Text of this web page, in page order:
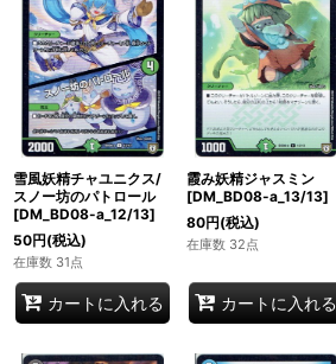
雪風妖精チャユニクス/
スノー坊のパトロール
[DM_BD08-a_12/13]
50円(税込)
在庫数 31点
カートに入れる
霞み妖精ジャスミン
[DM_BD08-a_13/13]
80円(税込)
在庫数 32点
カートに入れる